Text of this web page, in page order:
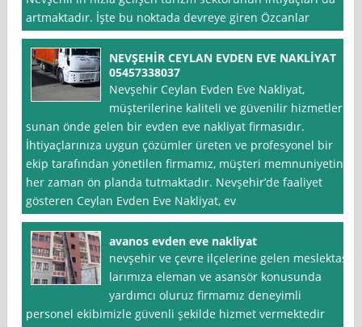
artmaktadır. İşte bu noktada devreye giren Özcanlar
NEVŞEHİR CEYLAN EVDEN EVE NAKLİYAT
05457338037
Nevşehir Ceylan Evden Eve Nakliyat,
müşterilerine kaliteli ve güvenilir hizmetler
sunan önde gelen bir evden eve nakliyat firmasıdır.
İhtiyaçlarınıza uygun çözümler üreten ve profesyonel bir
ekip tarafından yönetilen firmamız, müşteri memnuniyetini
her zaman ön planda tutmaktadır. Nevşehir’de faaliyet
gösteren Ceylan Evden Eve Nakliyat, ev
avanos evden eve nakliyat
nevşehir ve çevre ilçelerine gelen meslektaş
larımıza eleman ve asansör konusunda
yardımcı oluruz firmamız deneyimli
personel ekibimizle güvenli şekilde hizmet vermektedir